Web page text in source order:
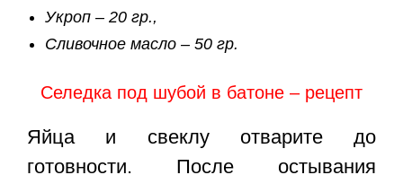
Укроп – 20 гр.,
Сливочное масло – 50 гр.
Селедка под шубой в батоне – рецепт
Яйца и свеклу отварите до
готовности. После остывания